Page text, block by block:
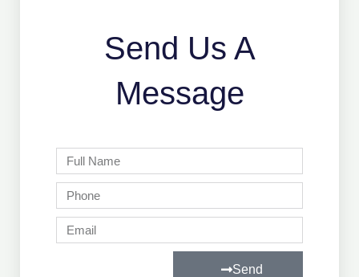
Send Us A
Message
Full
Name
Phone
Email
Send